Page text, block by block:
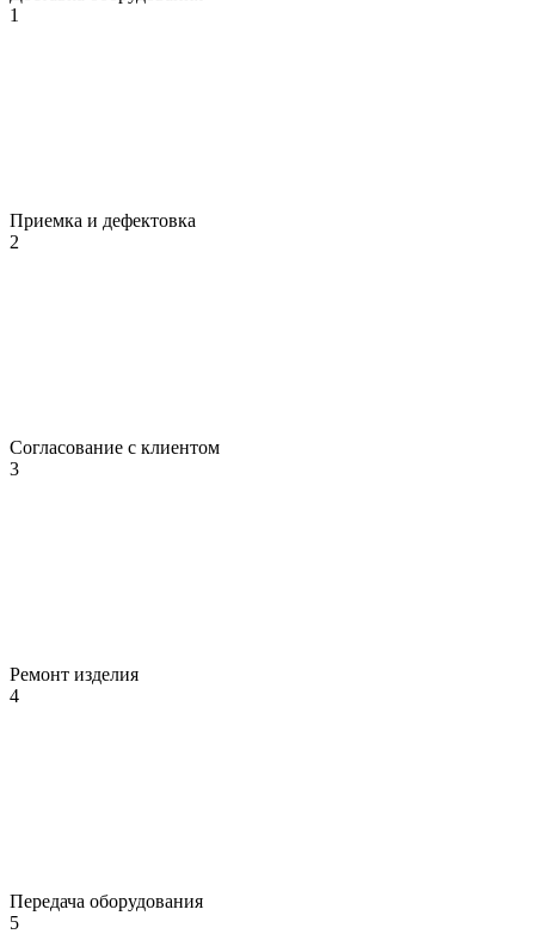
1
Приемка и дефектовка
2
Согласование с клиентом
3
Ремонт изделия
4
Передача оборудования
5